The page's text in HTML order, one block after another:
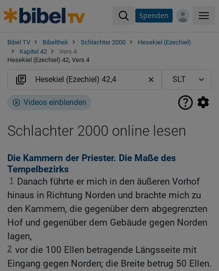
Spenden
Bibel TV Bibelthek Schlachter 2000
Hesekiel (Ezechiel)
Kapitel 42
Vers 4
Hesekiel (Ezechiel) 42, Vers 4
Videos einblenden
Schlachter 2000 online lesen
Die Kammern der Priester. Die Maße des
Tempelbezirks
1
Danach führte er mich in den äußeren Vorhof
hinaus in Richtung Norden und brachte mich zu
den Kammern, die gegenüber dem abgegrenzten
Hof und gegenüber dem Gebäude gegen Norden
lagen,
2 vor die 100 Ellen betragende Längsseite mit
Eingang gegen Norden; die Breite betrug 50 Ellen.